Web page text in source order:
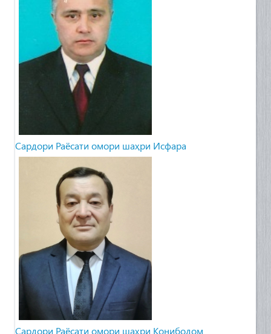
Сардори Раёсати омори шаҳри Исфара
Сардори Раёсати омори шаҳри Конибодом